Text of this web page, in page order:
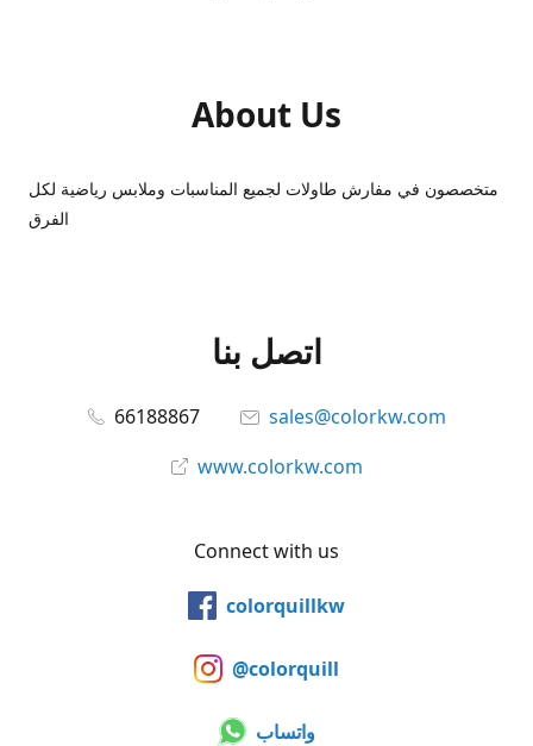
About Us
متخصصون في مفارش طاولات لجميع المناسبات وملابس رياضية لكل
الفرق
اتصل بنا
66188867
sales@colorkw.com
www.colorkw.com
Connect with us
colorquillkw
@colorquill
واتساب